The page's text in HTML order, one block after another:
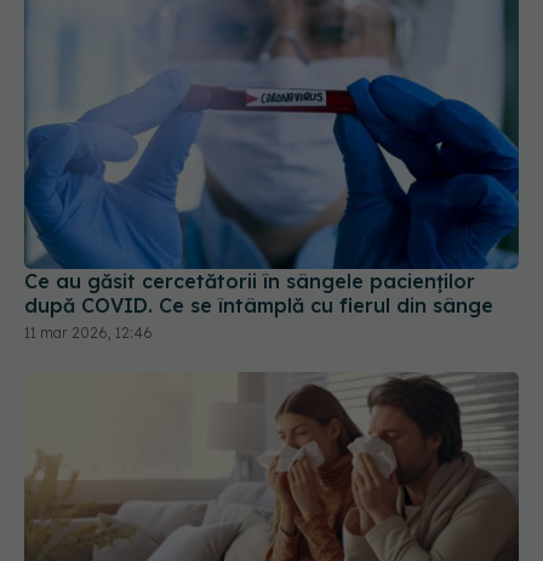
Ce au găsit cercetătorii în sângele pacienților
după COVID. Ce se întâmplă cu fierul din sânge
11 mar 2026, 12:46